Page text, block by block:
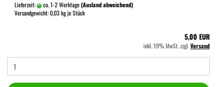
Lieferzeit: ca. 1-2 Werktage(Ausland abweichend)
Versandgewicht:0,03kg je Stück
5,00 EUR
inkl. 19% MwSt. zzgl.Versand